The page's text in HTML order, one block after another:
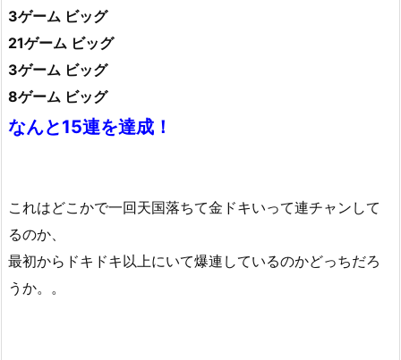
3ゲーム ビッグ
21ゲーム ビッグ
3ゲーム ビッグ
8ゲーム ビッグ
なんと15連を達成！
これはどこかで一回天国落ちて金ドキいって連チャンして
るのか、
最初からドキドキ以上にいて爆連しているのかどっちだろ
うか。。